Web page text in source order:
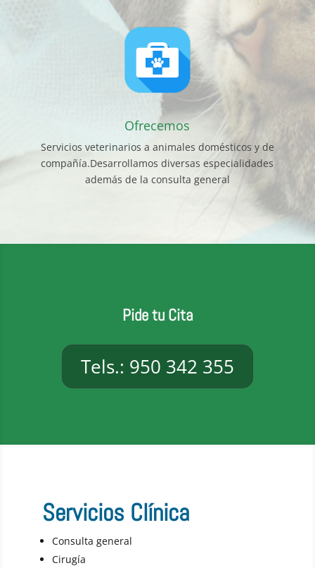
Ofrecemos
Servicios veterinarios a animales domésticos y de
compañía.Desarrollamos diversas especialidades
además de la consulta general
Pide tu Cita
Tels.: 950 342 355
Servicios Clínica
Consulta general
Cirugía